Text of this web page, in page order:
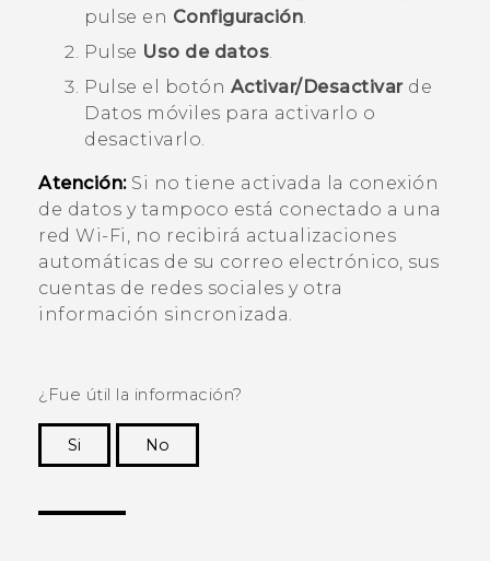
pulse en Configuración.
Pulse Uso de datos.
Pulse el botón Activar/Desactivarde
Datos móviles para activarlo o
desactivarlo.
Atención:Si no tiene activada la conexión
de datos y tampoco está conectado a una
red Wi‍-Fi , no recibirá actualizaciones
automáticas de su correo electrónico, sus
cuentas de redes sociales y otra
información sincronizada.
¿Fue útil la información?
Si
No